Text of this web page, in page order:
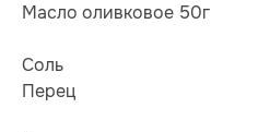
Масло оливковое 50г
Соль
Перец